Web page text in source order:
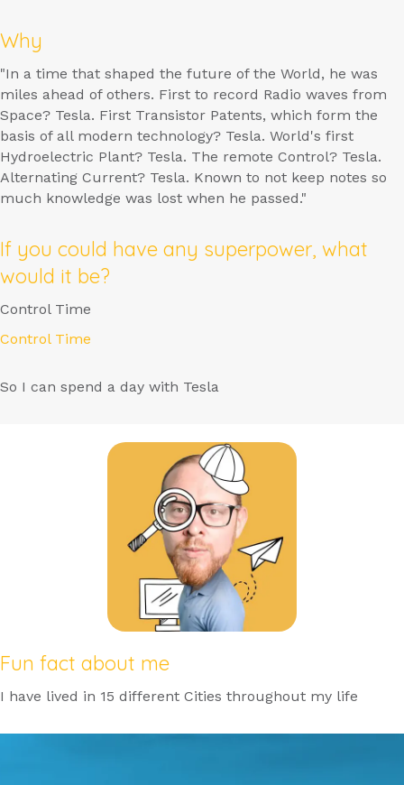
Why
"In a time that shaped the future of the World, he was
miles ahead of others. First to record Radio waves from
Space? Tesla. First Transistor Patents, which form the
basis of all modern technology? Tesla. World's first
Hydroelectric Plant? Tesla. The remote Control? Tesla.
Alternating Current? Tesla. Known to not keep notes so
much knowledge was lost when he passed."
If you could have any superpower, what
would it be?
Control Time
Control Time
So I can spend a day with Tesla
Fun fact about me
I have lived in 15 different Cities throughout my life